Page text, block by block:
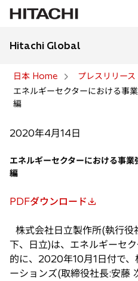
Hitachi Global
日本 Home
プレスリリース
エネルギーセクターにおける事
編
2020年4月14日
エネルギーセクターにおける事
編
PDFダウンロード
新
い
タ
ブ
株式会社日立製作所(執行
下、日立)は、エネルギーセ
的に、2020年10月1日付で
ーションズ(取締役社長:安藤